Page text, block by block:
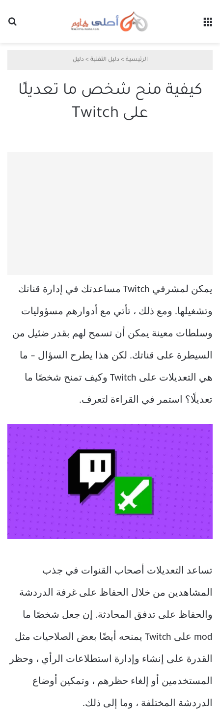
الرئيسية > دليل التقنية > دليل
كيفية منح شخص ما تعديلًا
على Twitch
يمكن لمشرفي Twitch مساعدتك في إدارة قناتك
وتشغيلها. ومع ذلك ، تأتي مع أدوارهم مسؤوليات
وسلطات معينة يمكن أن تسمح لهم بقدر ضئيل من
السيطرة على قناتك. لكن هذا يطرح السؤال – ما
هي التعديلات على Twitch وكيف تمنح شخصًا ما
تعديلًا؟ استمر في القراءة لتعرف.
تساعد التعديلات أصحاب القنوات في جذب
المشاهدين من خلال الحفاظ على غرفة الدردشة
والحفاظ على تدفق المحادثة. إن جعل شخصًا ما
mod على Twitch يمنحه أيضًا بعض الصلاحيات مثل
القدرة على إنشاء وإدارة استطلاعات الرأي ، وحظر
المستخدمين أو إلغاء حظرهم ، وتمكين أوضاع
الدردشة المختلفة ، وما إلى ذلك.